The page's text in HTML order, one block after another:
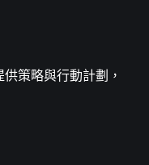
策略與行動計劃，